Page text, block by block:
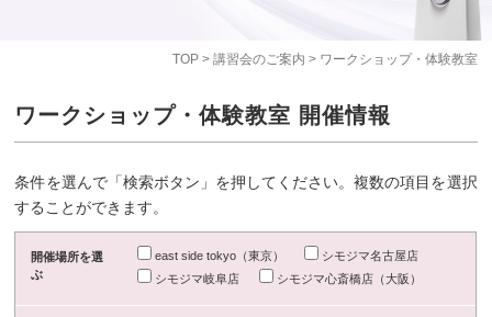
TOP> 講習会のご案内 > ワークショップ・体験教室
ワークショップ・体験教室 開催情報
条件を選んで「検索ボタン」を押してください。複数の項目を選択
することができます。
開催場所を選
ぶ
east side tokyo（東京）
シモジマ名古屋店
シモジマ岐阜店
シモジマ心斎橋店（大阪）